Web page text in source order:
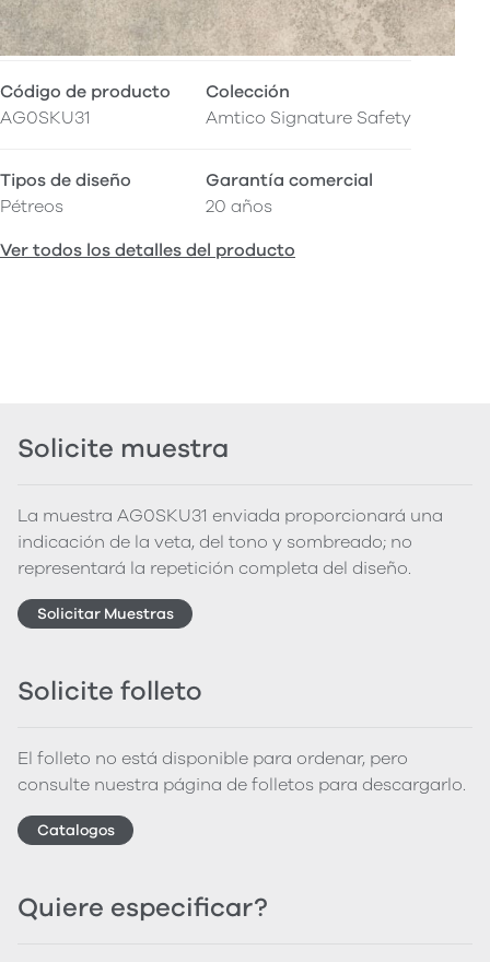
Código de producto
AG0SKU31
Colección
Amtico Signature Safety
Tipos de diseño
Pétreos
Garantía comercial
20 años
Ver todos los detalles del producto
Solicite muestra
La muestra AG0SKU31 enviada proporcionará una
indicación de la veta, del tono y sombreado; no
representará la repetición completa del diseño.
Solicitar Muestras
Solicite folleto
El folleto no está disponible para ordenar, pero
consulte nuestra página de folletos para descargarlo.
Catalogos
Quiere especificar?